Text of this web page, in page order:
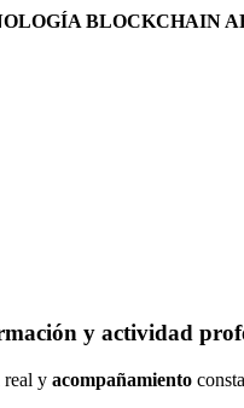
BLOCKCHAIN
y actividad
real y acompañamiento